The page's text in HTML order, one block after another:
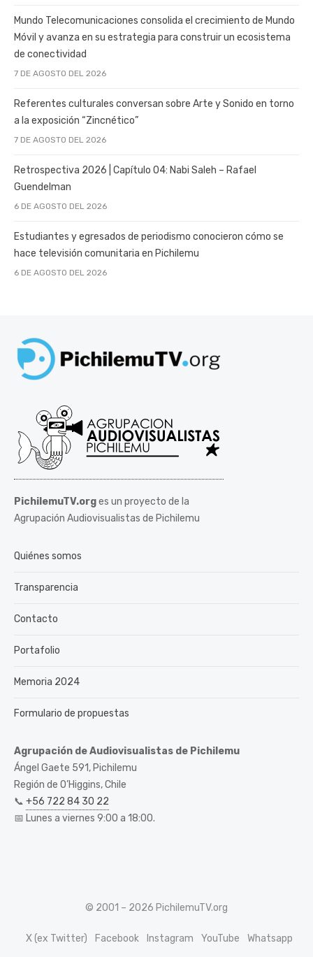
Mundo Telecomunicaciones consolida el crecimiento de Mundo
Móvil y avanza en su estrategia para construir un ecosistema
de conectividad
7 DE AGOSTO DEL 2026
Referentes culturales conversan sobre Arte y Sonido en torno
a la exposición “Zincnético”
7 DE AGOSTO DEL 2026
Retrospectiva 2026 | Capítulo 04: Nabi Saleh – Rafael
Guendelman
6 DE AGOSTO DEL 2026
Estudiantes y egresados de periodismo conocieron cómo se
hace televisión comunitaria en Pichilemu
6 DE AGOSTO DEL 2026
PichilemuTV.orges un proyecto de la
Agrupación Audiovisualistas de Pichilemu
Quiénes somos
Transparencia
Contacto
Portafolio
Memoria 2024
Formulario de propuestas
Agrupación de Audiovisualistas de Pichilemu
Ángel Gaete 591, Pichilemu
Región de O’Higgins, Chile
📞 +56 722 84 30 22
📅 Lunes a viernes 9:00 a 18:00.
© 2001 – 2026 PichilemuTV.org
X (ex Twitter) Facebook Instagram YouTube Whatsapp